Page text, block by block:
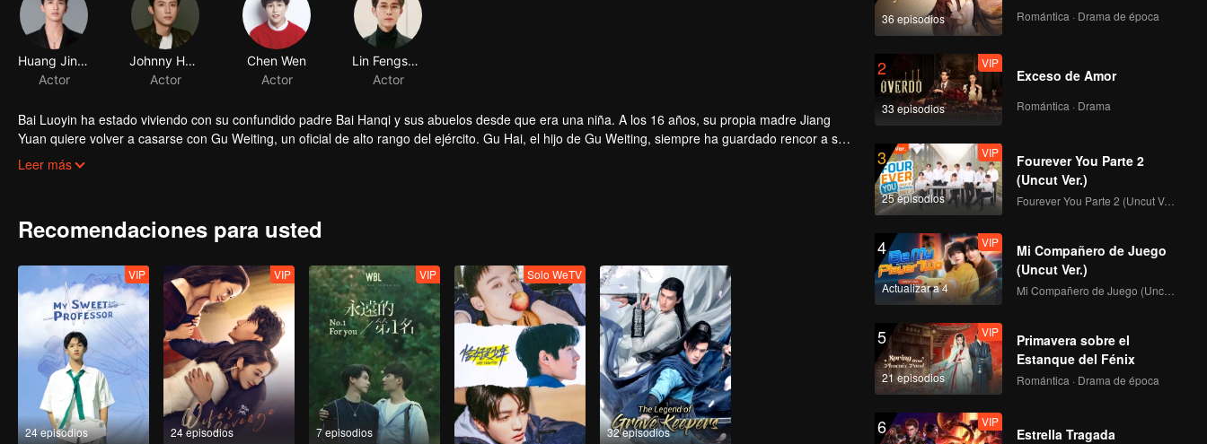
Huang Jingyu
Actor
Johnny Huang
Actor
Chen Wen
Actor
Lin Fengsong
Actor
Bai Luoyin ha estado viviendo con su confundido padre Bai Hanqi y sus abuelos desde que era una niña. A los 16 años, su propia madre Jiang
Yuan quiere volver a casarse con Gu Weiting, un oficial de alto rango del ejército. Gu Hai, el hijo de Gu Weiting, siempre ha guardado rencor a su
padre por la muerte de su madre. Dos hermanos con resentimiento por coincidencia están en la misma clase. Con el paso del tiempo, lentamente
Leer más
Recomendaciones para usted
24 episodios
VIP
24 episodios
VIP
7 episodios
VIP Solo WeTV
32 episodios
36 episodios Romántica · Drama de época
2
33 episodios
VIP
Exceso de Amor
Romántica · Drama
3
25 episodios
VIP
Fourever You Parte 2
(Uncut Ver.)
Fourever You Parte 2 (Uncut Ver.)
4
Actualizar a 4
VIP
Mi Compañero de Juego
(Uncut Ver.)
Mi Compañero de Juego (Uncut Ver.)
5
21 episodios
VIP
Primavera sobre el
Estanque del Fénix
Romántica · Drama de época
6 VIP
Estrella Tragada